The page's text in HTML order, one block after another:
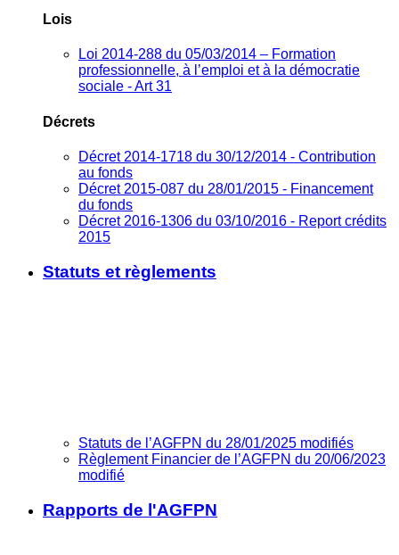
Lois
Loi 2014-288 du 05/03/2014 – Formation
professionnelle, à l’emploi et à la démocratie
sociale - Art 31
Décrets
Décret 2014-1718 du 30/12/2014 - Contribution
au fonds
Décret 2015-087 du 28/01/2015 - Financement
du fonds
Décret 2016-1306 du 03/10/2016 - Report crédits
2015
Statuts et règlements
Statuts de l’AGFPN du 28/01/2025 modifiés
Règlement Financier de l’AGFPN du 20/06/2023
modifié
Rapports de l'AGFPN